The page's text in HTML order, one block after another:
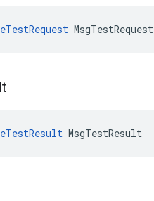
MsgTestRequest
MsgTestResult